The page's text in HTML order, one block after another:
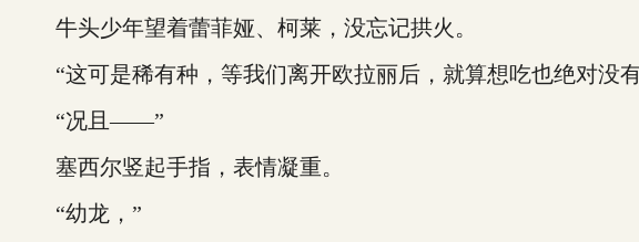
牛头少年望着蕾菲娅、柯莱，没忘记拱火。
“这可是稀有种，等我们离开欧拉丽后，就算想吃也绝对没
“况且——”
塞西尔竖起手指，表情凝重。
“幼龙，”